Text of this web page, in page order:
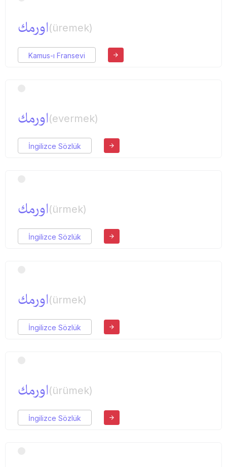
اورمك(üremek)
Kamus-ı Fransevi
اورمك(evermek)
İngilizce Sözlük
اورمك(ürmek)
İngilizce Sözlük
اورمك(ürmek)
İngilizce Sözlük
اورمك(ürümek)
İngilizce Sözlük